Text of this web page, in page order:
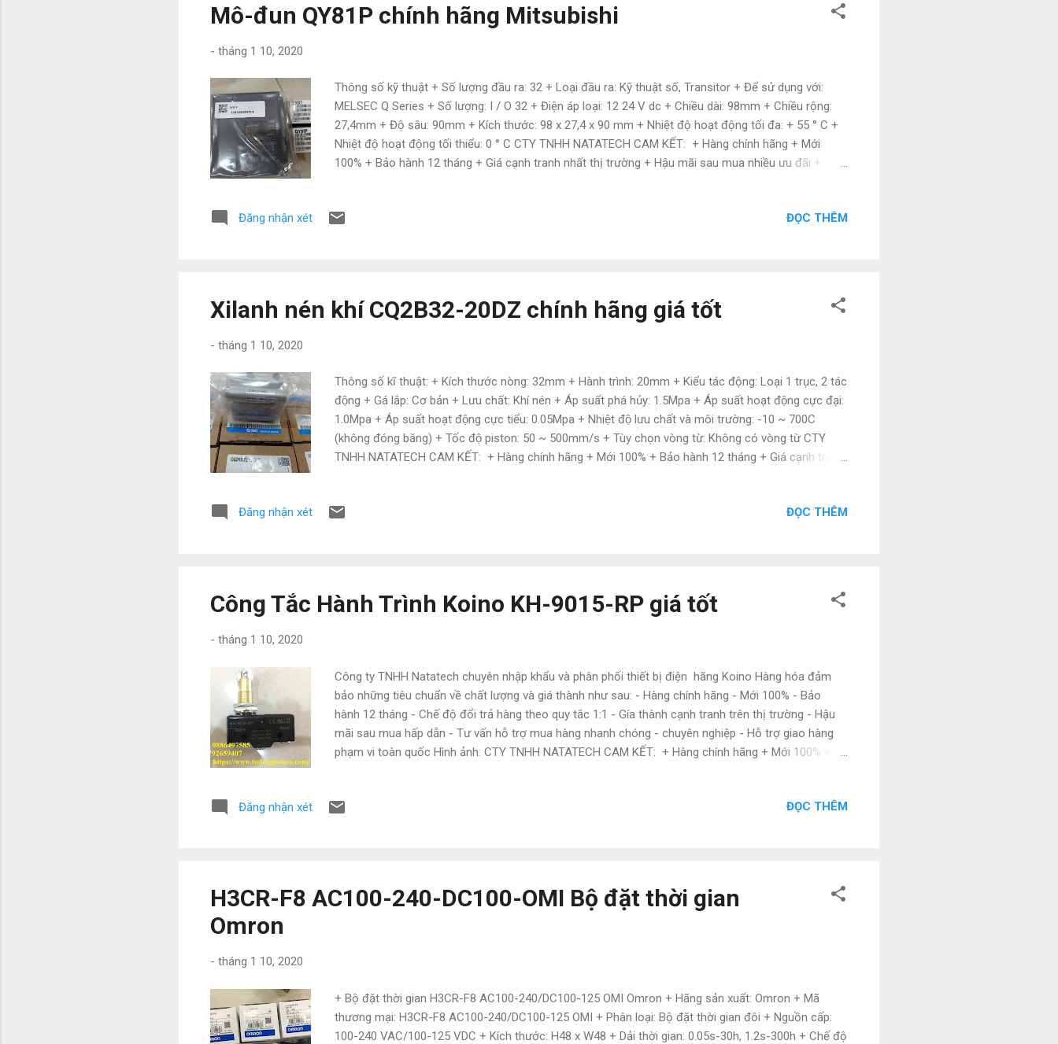
Mô-đun QY81P chính hãng Mitsubishi
- tháng 1 10, 2020
Thông số kỹ thuật + Số lượng đầu ra: 32 + Loại đầu ra: Kỹ thuật số, Transitor + Để sử dụng với:
MELSEC Q Series + Số lượng: I / O 32 + Điện áp loại: 12 24 V dc + Chiều dài: 98mm + Chiều rộng:
27,4mm + Độ sâu: 90mm + Kích thước: 98 x 27,4 x 90 mm + Nhiệt độ hoạt động tối đa: + 55 ° C +
Nhiệt độ hoạt động tối thiểu: 0 ° C CTY TNHH NATATECH CAM KẾT: + Hàng chính hãng + Mới
100% + Bảo hành 12 tháng + Giá cạnh tranh nhất thị trường + Hậu mãi sau mua nhiều ưu đãi +
0886497585 Zalo: 0792659407 website: https://www.tudonghoacn.com/ Email: natatech006
Đăng nhận xét ĐỌC THÊM
Xilanh nén khí CQ2B32-20DZ chính hãng giá tốt
- tháng 1 10, 2020
Thông số kĩ thuật: + Kích thước nòng: 32mm + Hành trình: 20mm + Kiểu tác động: Loại 1 trục, 2 tác
động + Gá lắp: Cơ bản + Lưu chất: Khí nén + Áp suất phá hủy: 1.5Mpa + Áp suất hoạt động cực đại:
1.0Mpa + Áp suất hoạt động cực tiểu: 0.05Mpa + Nhiệt độ lưu chất và môi trường: -10 ~ 700C
(không đóng băng) + Tốc độ piston: 50 ~ 500mm/s + Tùy chọn vòng từ: Không có vòng từ CTY
TNHH NATATECH CAM KẾT: + Hàng chính hãng + Mới 100% + Bảo hành 12 tháng + Giá cạnh tranh
phạm vi toàn quốc Liên hệ: Ngoc Lam (Mr.) Mobile: 0886497585 Zalo: 0792659407 website:
Đăng nhận xét ĐỌC THÊM
Công Tắc Hành Trình Koino KH-9015-RP giá tốt
- tháng 1 10, 2020
Công ty TNHH Natatech chuyên nhập khẩu và phân phối thiết bị điện hãng Koino Hàng hóa đảm
bảo những tiêu chuẩn về chất lượng và giá thành như sau: - Hàng chính hãng - Mới 100% - Bảo
hành 12 tháng - Chế độ đổi trả hàng theo quy tắc 1:1 - Gía thành cạnh tranh trên thị trường - Hậu
mãi sau mua hấp dẫn - Tư vấn hỗ trợ mua hàng nhanh chóng - chuyên nghiệp - Hỗ trợ giao hàng
phạm vi toàn quốc Hình ảnh: CTY TNHH NATATECH CAM KẾT: + Hàng chính hãng + Mới 100% +
nghiệp – nhiệt tình + Hỗ trợ giao hàng phạm vi toàn quốc Liên hệ: Ngoc Lam (Mr.) Mobile:
Đăng nhận xét ĐỌC THÊM
H3CR-F8 AC100-240-DC100-OMI Bộ đặt thời gian
Omron
- tháng 1 10, 2020
+ Bộ đặt thời gian H3CR-F8 AC100-240/DC100-125 OMI Omron + Hãng sản xuất: Omron + Mã
thương mại: H3CR-F8 AC100-240/DC100-125 OMI + Phân loại: Bộ đặt thời gian đôi + Nguồn cấp:
100-240 VAC/100-125 VDC + Kích thước: H48 x W48 + Dải thời gian: 0.05s-30h, 1.2s-300h + Chế độ